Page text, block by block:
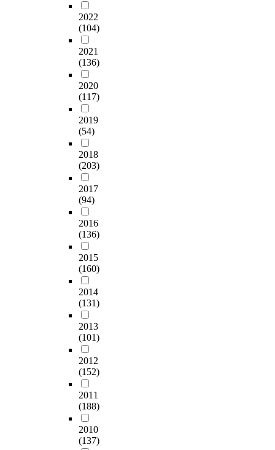
2022
(104)
2021
(136)
2020
(117)
2019
(54)
2018
(203)
2017
(94)
2016
(136)
2015
(160)
2014
(131)
2013
(101)
2012
(152)
2011
(188)
2010
(137)